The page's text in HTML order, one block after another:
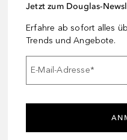
Jetzt zum Douglas-
Erfahre ab sofort alles
Trends und Angebote.
E-Mail-Adresse*